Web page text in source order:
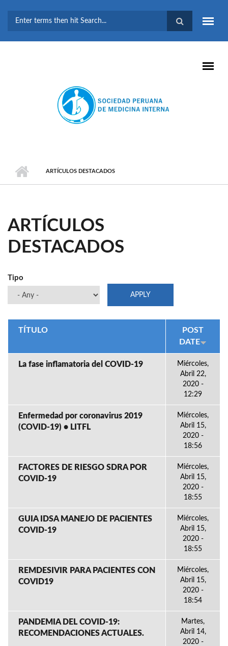
BÚSQUEDA
ARTÍCULOS DESTACADOS
ARTÍCULOS
DESTACADOS
Tipo
TÍTULO
POST
DATE
La fase inflamatoria del COVID-19
Miércoles,
Abril 22,
2020 -
12:29
Enfermedad por coronavirus 2019
(COVID-19) • LITFL
Miércoles,
Abril 15,
2020 -
18:56
FACTORES DE RIESGO SDRA POR
COVID-19
Miércoles,
Abril 15,
2020 -
18:55
GUIA IDSA MANEJO DE PACIENTES
COVID-19
Miércoles,
Abril 15,
2020 -
18:55
REMDESIVIR PARA PACIENTES CON
COVID19
Miércoles,
Abril 15,
2020 -
18:54
PANDEMIA DEL COVID-19:
RECOMENDACIONES ACTUALES.
Martes,
Abril 14,
2020 -